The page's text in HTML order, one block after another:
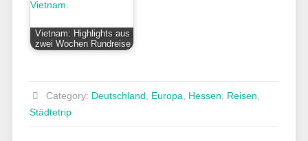
Vietnam: Highlights aus
zwei Wochen Rundreise
Category: Deutschland Europa Hessen Reisen
Städtetrip